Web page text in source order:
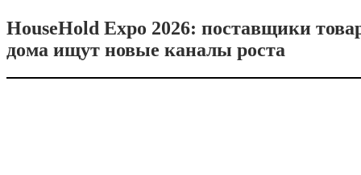
HouseHold Expo 2026: поставщики
дома ищут новые каналы роста